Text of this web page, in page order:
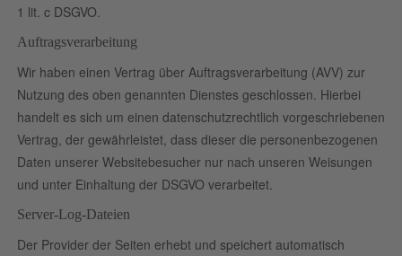
1 lit. c DSGVO.
Auftragsverarbeitung
Wir haben einen Vertrag über Auftragsverarbeitung (AVV) zur
Nutzung des oben genannten Dienstes geschlossen. Hierbei
handelt es sich um einen datenschutzrechtlich vorgeschriebenen
Vertrag, der gewährleistet, dass dieser die personenbezogenen
Daten unserer Websitebesucher nur nach unseren Weisungen
und unter Einhaltung der DSGVO verarbeitet.
Server-Log-Dateien
Der Provider der Seiten erhebt und speichert automatisch